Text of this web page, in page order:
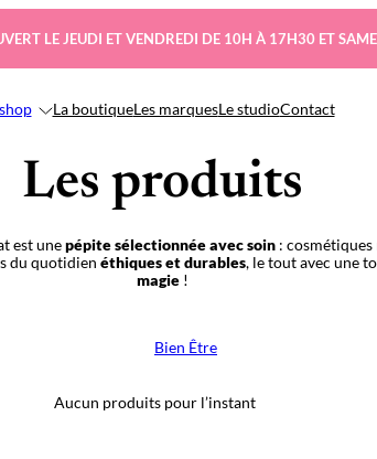
LE JEUDI ET VENDREDI DE 10H À 17H30 ET
La boutiqueLes marquesLe studioContact
Les produits
est unepépite sélectionnée avec soin: cosmétiques
du quotidien éthiques et durables, le tout avec une
magie!
Bien Être
Aucun produits pour l’instant